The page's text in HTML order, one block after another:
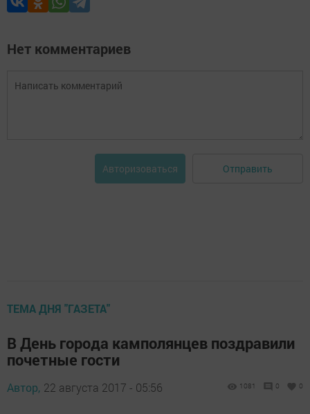
Нет комментариев
Авторизоваться Отправить
ТЕМА ДНЯ "ГАЗЕТА"
В День города камполянцев поздравили
почетные гости
Автор, 22 августа 2017 - 05:56 1081 0 0